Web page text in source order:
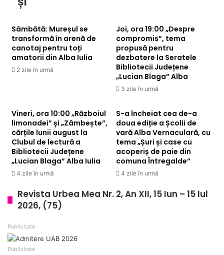
i
c
ă
î
n
p
a
n
i
a
m
u
c
i
c
l
t
r
a
g
u
n
s
m
n
a
l
d
e
a
a
Sâmbătă: Mureșul se
transformă în arenă de
canotaj pentru toți
amatorii din Alba Iulia
2 zile în urmă
Joi, ora 19:00 „Despre
compromis”, tema
propusă pentru
dezbatere la Seratele
Bibliotecii Județene
„Lucian Blaga” Alba
3 zile în urmă
Vineri, ora 10:00 „Războiul
limonadei” și „Zâmbește”,
cărțile lunii august la
Clubul de lectură a
Bibliotecii Județene
„Lucian Blaga” Alba Iulia
4 zile în urmă
S-a încheiat cea de-a
doua ediție a Școlii de
vară Alba Vernaculară, cu
tema „Șuri și case cu
acoperiș de paie din
comuna Întregalde”
4 zile în urmă
Revista Urbea Mea Nr. 2, An XII, 15 Iun – 15 Iul
2026, (75)
Publicitate
Publicitate